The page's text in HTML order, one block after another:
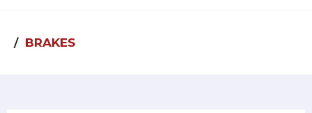
BRAKES